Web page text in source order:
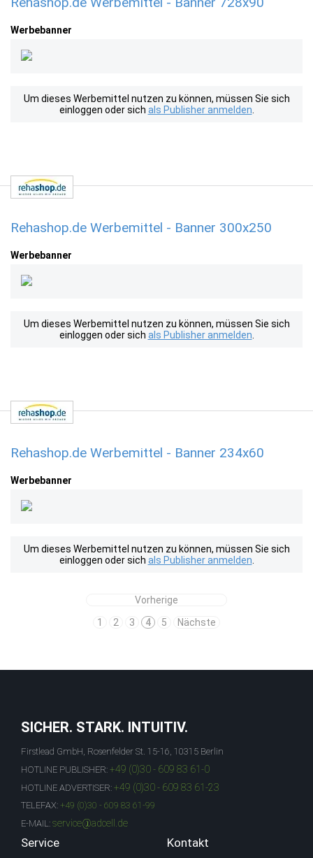
Werbebanner
Um dieses Werbemittel nutzen zu können, müssen Sie sich
einloggen oder sich als Publisher anmelden
Rehashop.de Werbemittel - Banner 300x250
Werbebanner
Um dieses Werbemittel nutzen zu können, müssen Sie sich
einloggen oder sich als Publisher anmelden
Rehashop.de Werbemittel - Banner 234x60
Werbebanner
Um dieses Werbemittel nutzen zu können, müssen Sie sich
einloggen oder sich als Publisher anmelden
Vorherige
1
2 3 4 5 Nächste
SICHER. STARK. INTUITIV.
Firstlead GmbH, Rosenfelder St. 15-16, 10315 Berlin
HOTLINE PUBLISHER: +49 (0)30 - 609 83 61-0
HOTLINE ADVERTISER: +49 (0)30 - 609 83 61-23
TELEFAX: +49 (0)30 - 609 83 61-99
E-MAIL: service@adcell.de
Service Kontakt